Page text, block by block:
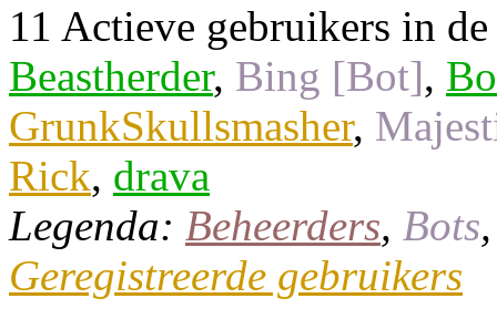
11 Actieve gebruikers in
Beastherder, Bing [Bot],
GrunkSkullsmasher,
Rick, drava
Legenda: Beheerders, Bots
Geregistreerde gebruikers